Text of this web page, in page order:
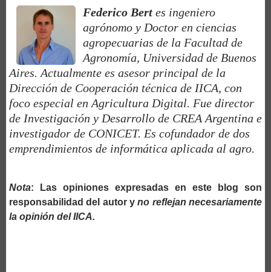
Federico Bert es ingeniero
agrónomo y Doctor en ciencias
agropecuarias de la Facultad de
Agronomía, Universidad de Buenos
Aires. Actualmente es asesor principal de la
Dirección de Cooperación técnica de IICA, con
foco especial en Agricultura Digital. Fue director
de Investigación y Desarrollo de CREA Argentina e
investigador de CONICET. Es cofundador de dos
emprendimientos de informática aplicada al agro.
Nota: Las opiniones expresadas en este blog son
responsabilidad del autor yno reflejan necesariamente
la opinión del IICA.